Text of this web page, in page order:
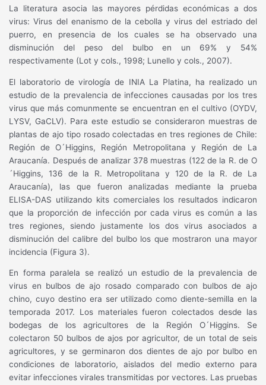
La literatura asocia las mayores pérdidas económicas a dos
virus: Virus del enanismo de la cebolla y virus del estriado del
puerro, en presencia de los cuales se ha observado una
disminución del peso del bulbo en un 69% y 54%
respectivamente (Lot y cols., 1998; Lunello y cols., 2007).
El laboratorio de virología de INIA La Platina, ha realizado un
estudio de la prevalencia de infecciones causadas por los tres
virus que más comunmente se encuentran en el cultivo (OYDV,
LYSV, GaCLV). Para este estudio se consideraron muestras de
plantas de ajo tipo rosado colectadas en tres regiones de Chile:
Región de O´Higgins, Región Metropolitana y Región de La
Araucanía. Después de analizar 378 muestras (122 de la R. de O
´Higgins, 136 de la R. Metropolitana y 120 de la R. de La
Araucanía), las que fueron analizadas mediante la prueba
ELISA-DAS utilizando kits comerciales los resultados indicaron
que la proporción de infección por cada virus es común a las
tres regiones, siendo justamente los dos virus asociados a
disminución del calibre del bulbo los que mostraron una mayor
incidencia (Figura 3).
En forma paralela se realizó un estudio de la prevalencia de
virus en bulbos de ajo rosado comparado con bulbos de ajo
chino, cuyo destino era ser utilizado como diente-semilla en la
temporada 2017. Los materiales fueron colectados desde las
bodegas de los agricultores de la Región O´Higgins. Se
colectaron 50 bulbos de ajos por agricultor, de un total de seis
agricultores, y se germinaron dos dientes de ajo por bulbo en
condiciones de laboratorio, aislados del medio externo para
evitar infecciones virales transmitidas por vectores. Las pruebas